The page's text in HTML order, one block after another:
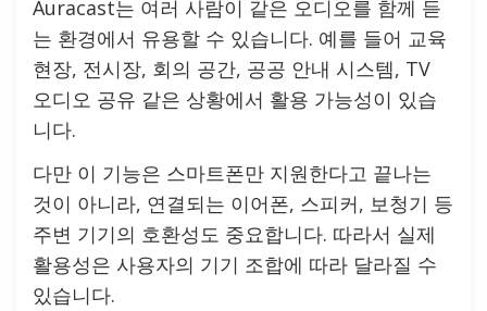
Auracast는 여러 사람이 같은 오디오를 함께 듣
는 환경에서 유용할 수 있습니다. 예를 들어 교육
현장, 전시장, 회의 공간, 공공 안내 시스템, TV
오디오 공유 같은 상황에서 활용 가능성이 있습
니다.
다만 이 기능은 스마트폰만 지원한다고 끝나는
것이 아니라, 연결되는 이어폰, 스피커, 보청기 등
주변 기기의 호환성도 중요합니다. 따라서 실제
활용성은 사용자의 기기 조합에 따라 달라질 수
있습니다.